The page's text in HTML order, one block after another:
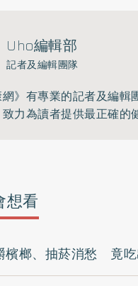
Uho編輯部
記者及編輯團隊
網》有專業的記者及編
力為讀者提供最正確的
想看
檳榔、抽菸消愁 竟